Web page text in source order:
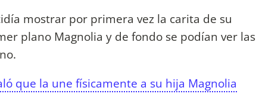
mostrar por primera vez la carita de su
plano Magnolia y de fondo se podían ver las
que la une físicamente a su hija Magnolia